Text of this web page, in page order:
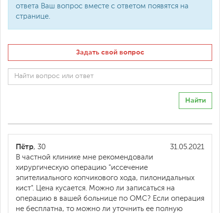
ответа Ваш вопрос вместе с ответом появятся на
странице.
Задать свой вопрос
Найти
31.05.2021
Пётр, 30
В частной клинике мне рекомендовали
хирургическую операцию "иссечение
эпителиального копчикового хода, пилонидальных
кист". Цена кусается. Можно ли записаться на
операцию в вашей больнице по ОМС? Если операция
не бесплатна, то можно ли уточнить ее полную